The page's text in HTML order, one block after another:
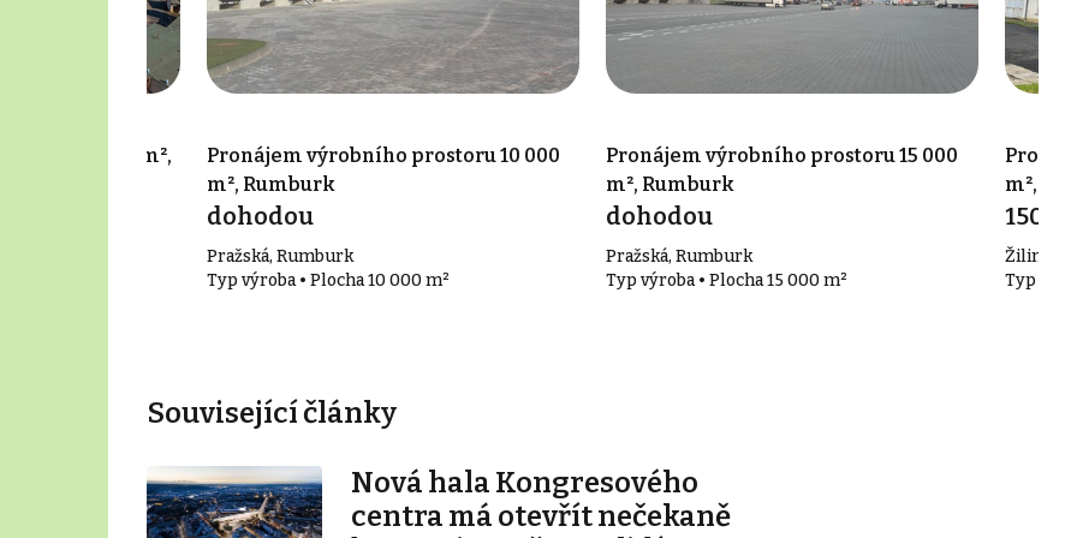
prostoru 260 m²,
Pronájem výrobního prostoru 10 000
m², Rumburk
dohodou
Pražská, Rumburk
Typ výroba • Plocha 10 000 m²
Pronájem výrobního prostoru 15 000
m², Rumburk
dohodou
Pražská, Rumburk
Typ výroba • Plocha 15 000 m²
m²,
150
Žilinská
Typ
Související články
Nová hala Kongresového
centra má otevřít nečekaně